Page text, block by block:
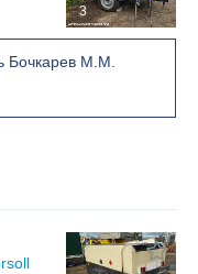
3
Бочкарев М.М.